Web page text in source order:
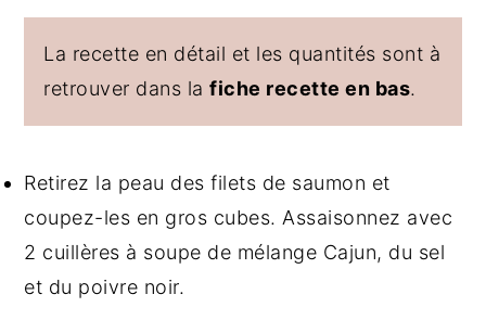
La recette en détail et les quantités sont à
retrouver dans lafiche recette en bas.
Retirez la peau des filets de saumon et
coupez-les en gros cubes. Assaisonnez avec
2 cuillères à soupe de mélange Cajun, du sel
et du poivre noir.